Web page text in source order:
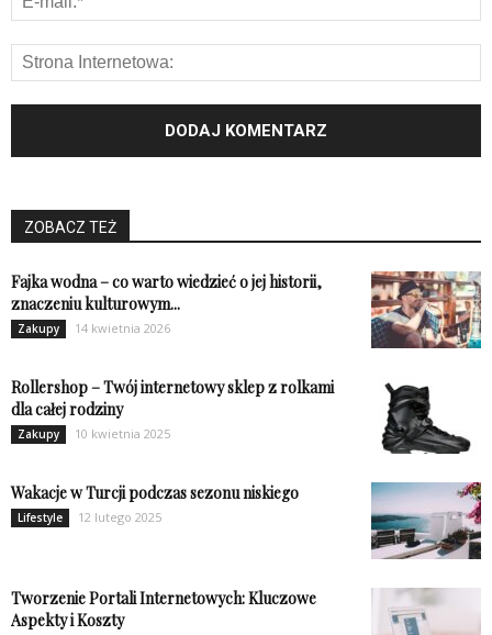
ZOBACZ TEŻ
Fajka wodna – co warto wiedzieć o jej historii,
znaczeniu kulturowym...
Zakupy 14 kwietnia 2026
Rollershop – Twój internetowy sklep z rolkami
dla całej rodziny
Zakupy 10 kwietnia 2025
Wakacje w Turcji podczas sezonu niskiego
Lifestyle 12 lutego 2025
Tworzenie Portali Internetowych: Kluczowe
Aspekty i Koszty